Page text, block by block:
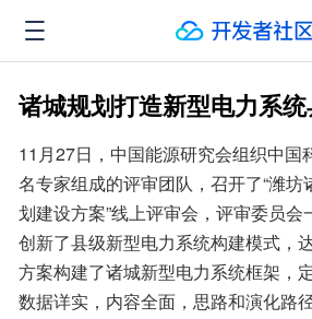
诸城规划打造新型电力系
11月27日，中国能源研究会组织中国
名专家组成的评审团队，召开了“潍
划建设方案”线上评审会，评审委员
创新了县级新型电力系统构建模式，
方案构建了诸城新型电力系统框架，
数据详实，内容全面，思路和演化路